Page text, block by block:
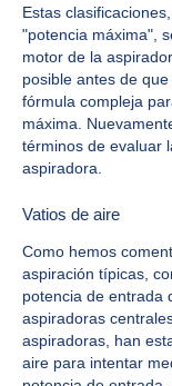
Estas
"potencia máxima",
motor de la
posible antes de
fórmula compleja
máxima.
términos de evaluar
aspiradora.
Vatios de aire
Como hemos
aspiración típicas,
potencia de entrada
aspiradoras
aspiradoras, han
aire para intentar